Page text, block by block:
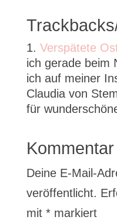
Verspätete
ich gerade beim
ich auf meiner
Claudia von
für
Deine E-Mail-
veröffentlicht.
mit *markiert